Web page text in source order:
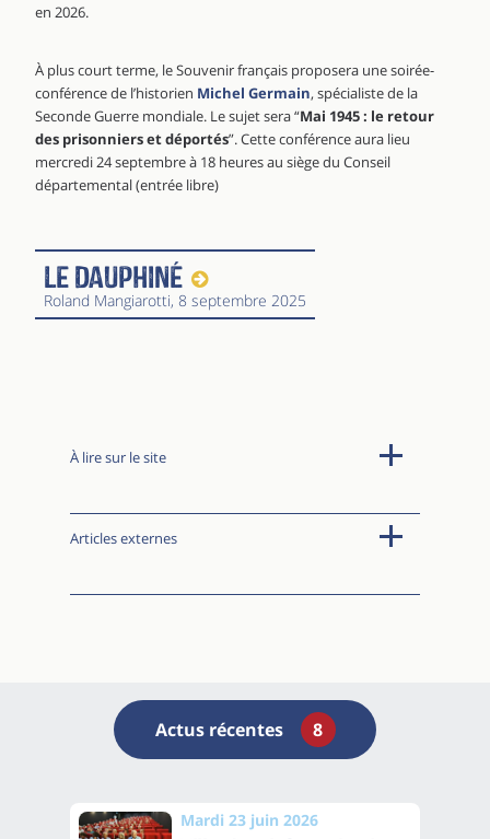
en 2026.
À plus court terme, le Souvenir français proposera une soirée-
conférence de l’historien Michel Germain, spécialiste de la
Seconde Guerre mondiale. Le sujet sera “Mai 1945 : le retour
des prisonniers et déportés”. Cette conférence aura lieu
mercredi 24 septembre à 18 heures au siège du Conseil
départemental (entrée libre)
Le Dauphiné
Roland Mangiarotti, 8 septembre 2025
À lire sur le site
Articles externes
Actus récentes 8
Mardi 23 juin 2026